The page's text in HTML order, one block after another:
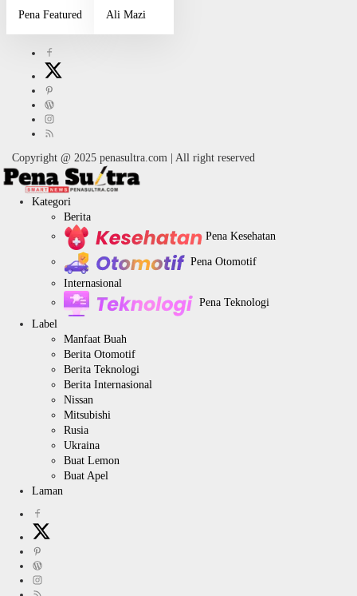
Pena Featured Ali Mazi
Copyright @ 2025 penasultra.com | All right reserved
Kategori
Berita
Pena Kesehatan
Pena Otomotif
Internasional
Pena Teknologi
Label
Manfaat Buah
Berita Otomotif
Berita Teknologi
Berita Internasional
Nissan
Mitsubishi
Rusia
Ukraina
Buat Lemon
Buat Apel
Laman